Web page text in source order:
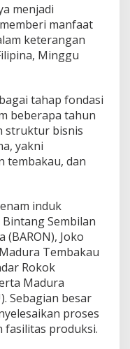
menjadi
manfaat
keterangan
Minggu
tahap fondasi
beberapa tahun
struktur bisnis
yakni
tembakau, dan
induk
Sembilan
(BARON), Joko
Tembakau
Rokok
Madura
Sebagian besar
proses
fasilitas produksi.